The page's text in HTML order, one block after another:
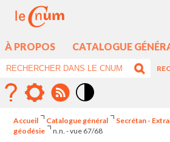
À PROPOS CATALOGUE
élévé
Accueil Catalogue général
Secrétan -
géodésie
n.n. - vue 67/68